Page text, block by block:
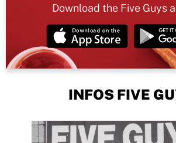
Download the Five Guys
INFOS FIVE